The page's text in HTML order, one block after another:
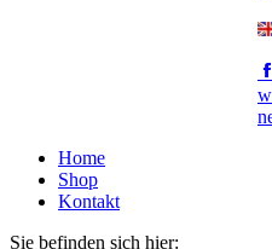
Home
Shop
Kontakt
Sie befinden sich hier: